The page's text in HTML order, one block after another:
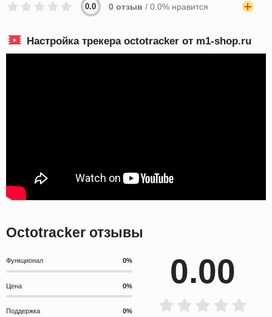
0.0 0 отзыв / 0.0% нравится
Настройка трекера octotracker от m1-shop.ru
Octotracker отзывы
Функционал
Цена
Поддержка
0.00